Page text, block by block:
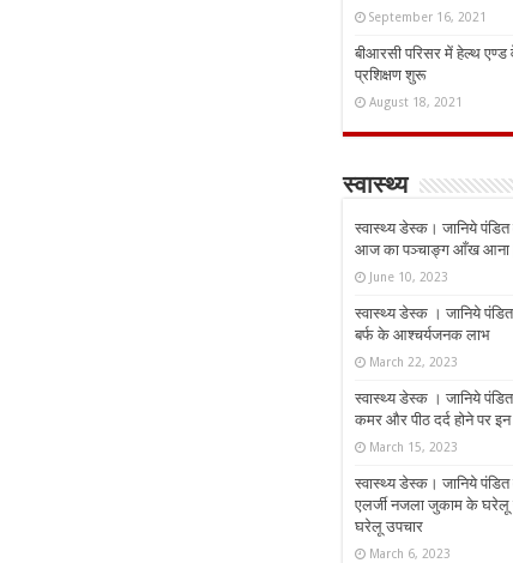
September 16, 2021
बीआरसी परिसर में हेल्थ
प्रशिक्षण शुरू
August 18, 2021
स्वास्थ्य
स्वास्थ्य डेस्क। जानिये पंडित
आज का पञ्चाङ्ग आँख आना
June 10, 2023
स्वास्थ्य डेस्क । जानिये
बर्फ के आश्चर्यजनक लाभ
March 22, 2023
स्वास्थ्य डेस्क । जानिये
कमर और पीठ दर्द होने पर
March 15, 2023
स्वास्थ्य डेस्क। जानिये पंडित
एलर्जी नजला जुकाम के घरेलू
घरेलू उपचार
March 6, 2023